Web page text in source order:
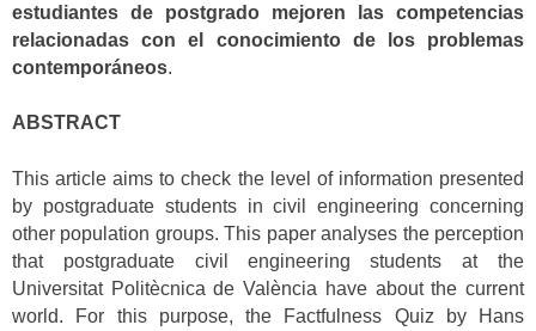
estudiantes de postgrado mejoren las competencias
relacionadas con el conocimiento de los problemas
contemporáneos.
ABSTRACT
This article aims to check the level of information presented
by postgraduate students in civil engineering concerning
other population groups. This paper analyses the perception
that postgraduate civil engineering students at the
Universitat Politècnica de València have about the current
world. For this purpose, the Factfulness Quiz by Hans